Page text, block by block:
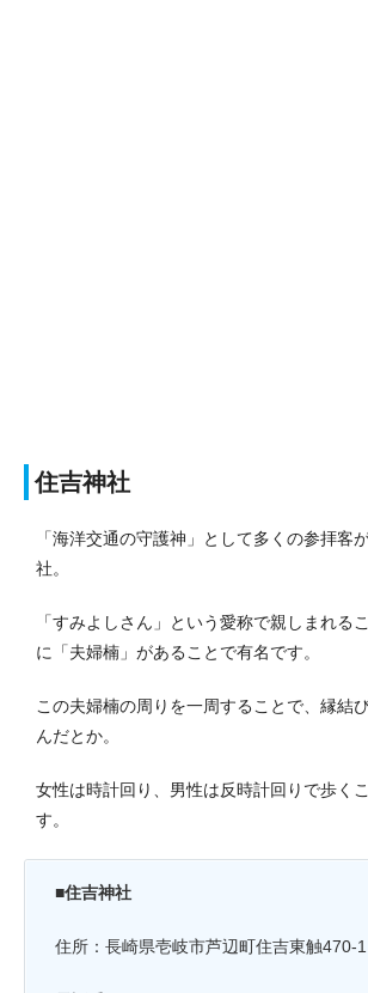
住吉神社
「海洋交通の守護神」として多くの参拝客
社。
「すみよしさん」という愛称で親しまれる
に「夫婦楠」があることで有名です。
この夫婦楠の周りを一周することで、縁結
んだとか。
女性は時計回り、男性は反時計回りで歩く
す。
■住吉神社
住所：長崎県壱岐市芦辺町住吉東触470-1